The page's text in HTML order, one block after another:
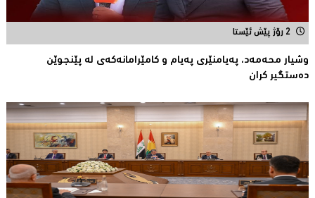
2 رۆژ پێش ئێستا
وشیار محه‌مه‌د، په‌یامنێری په‌یام و كامێرامانه‌كه‌ی له‌ پێنجوێن
ده‌ستگیر كران